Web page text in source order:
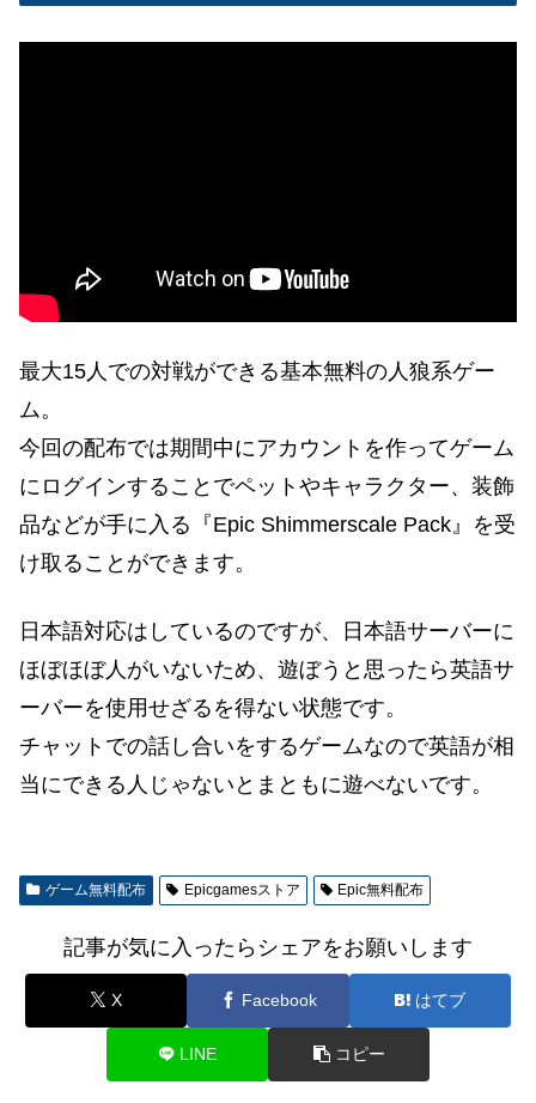
最大15人での対戦ができる基本無料の人狼系ゲー
ム。
今回の配布では期間中にアカウントを作ってゲーム
にログインすることでペットやキャラクター、装飾
品などが手に入る『Epic Shimmerscale Pack』を受
け取ることができます。
日本語対応はしているのですが、日本語サーバーに
ほぼほぼ人がいないため、遊ぼうと思ったら英語サ
ーバーを使用せざるを得ない状態です。
チャットでの話し合いをするゲームなので英語が相
当にできる人じゃないとまともに遊べないです。
ゲーム無料配布 Epicgamesストア Epic無料配布
記事が気に入ったらシェアをお願いします
X Facebook はてブ
LINE コピー